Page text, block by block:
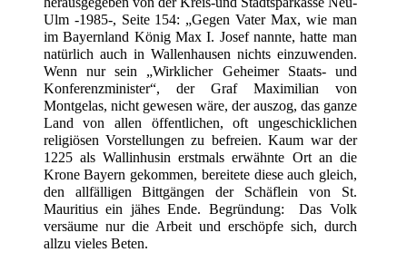
Ulm -1985-, Seite 154: „Gegen Vater Max, wie man
im Bayernland König Max I. Josef nannte, hatte man
natürlich auch in Wallenhausen nichts einzuwenden.
Wenn nur sein „Wirklicher Geheimer Staats- und
Konferenzminister“, der Graf Maximilian von
Montgelas, nicht gewesen wäre, der auszog, das ganze
Land von allen öffentlichen, oft ungeschicklichen
religiösen Vorstellungen zu befreien. Kaum war der
1225 als Wallinhusin erstmals erwähnte Ort an die
Krone Bayern gekommen, bereitete diese auch gleich,
den allfälligen Bittgängen der Schäflein von St.
Mauritius ein jähes Ende. Begründung: Das Volk
versäume nur die Arbeit und erschöpfe sich, durch
allzu vieles Beten.